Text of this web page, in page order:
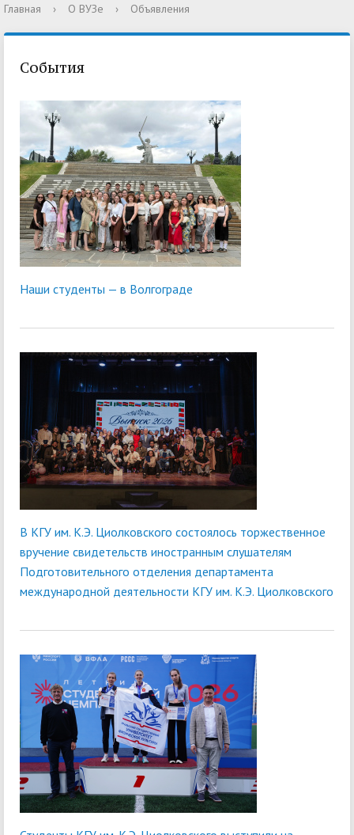
Главная › О ВУЗе › Объявления
События
Наши студенты — в Волгограде
В КГУ им. К.Э. Циолковского состоялось торжественное
вручение свидетельств иностранным слушателям
Подготовительного отделения департамента
международной деятельности КГУ им. К.Э. Циолковского